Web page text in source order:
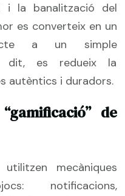
i la banalització del
es converteix en un
a un simple
dit, es redueix la
autèntics i duradors.
de
mecàniques
notificacions,